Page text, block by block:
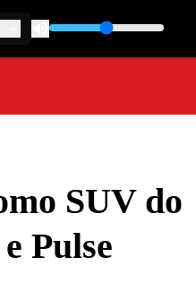
SUV do
Pulse